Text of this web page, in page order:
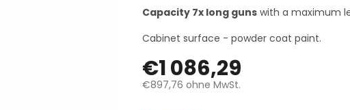
€1 086,29
€897,76 ohne MwSt.
Capacity 7x long guns with a maximum
Cabinet surface - powder coat paint.